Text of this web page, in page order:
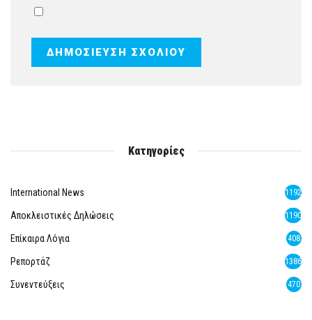
Κατηγορίες
International News 1192
Αποκλειστικές Δηλώσεις 1190
Επίκαιρα Λόγια 408
Ρεπορτάζ 1386
Συνεντεύξεις 470